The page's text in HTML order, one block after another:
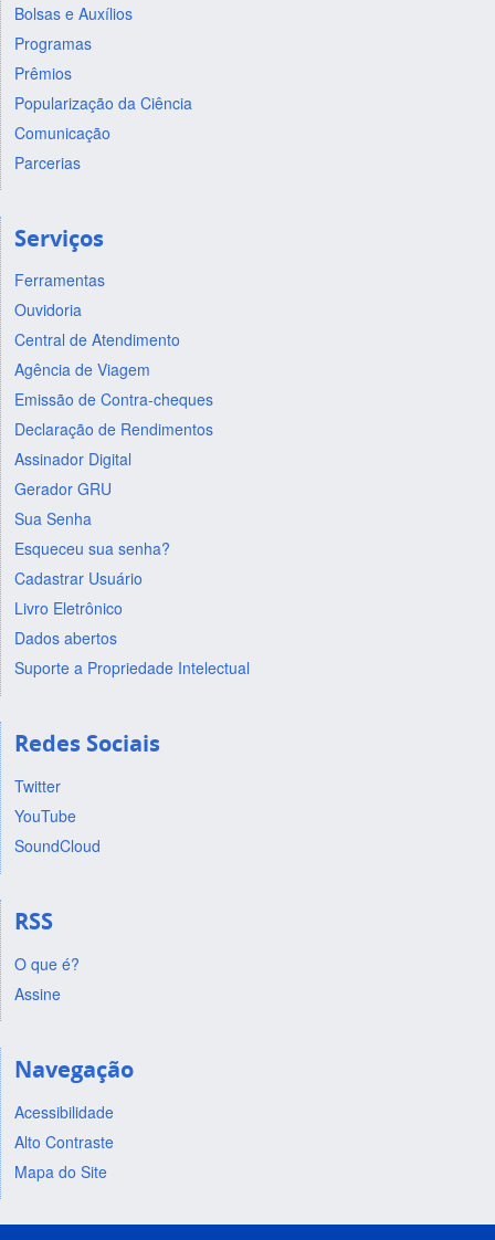
Bolsas e Auxílios
Programas
Prêmios
Popularização da Ciência
Comunicação
Parcerias
Serviços
Ferramentas
Ouvidoria
Central de Atendimento
Agência de Viagem
Emissão de Contra-cheques
Declaração de Rendimentos
Assinador Digital
Gerador GRU
Sua Senha
Esqueceu sua senha?
Cadastrar Usuário
Livro Eletrônico
Dados abertos
Suporte a Propriedade Intelectual
Redes Sociais
Twitter
YouTube
SoundCloud
RSS
O que é?
Assine
Navegação
Acessibilidade
Alto Contraste
Mapa do Site